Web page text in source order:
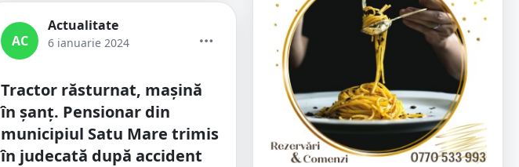
AC
Actualitate
6 ianuarie 2024
Tractor răsturnat, mașină
în șanț. Pensionar din
municipiul Satu Mare trimis
în judecată după accident